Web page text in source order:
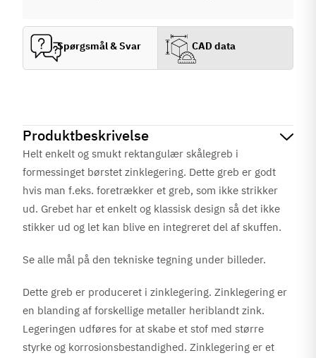
Produktbeskrivelse
Helt enkelt og smukt rektangulær skålegreb i
formessinget børstet zinklegering. Dette greb er godt
hvis man f.eks. foretrækker et greb, som ikke strikker
ud. Grebet har et enkelt og klassisk design så det ikke
stikker ud og let kan blive en integreret del af skuffen.
Se alle mål på den tekniske tegning under billeder.
Dette greb er produceret i zinklegering. Zinklegering er
en blanding af forskellige metaller heriblandt zink.
Legeringen udføres for at skabe et stof med større
styrke og korrosionsbestandighed. Zinklegering er et
Spørgsmål & Svar CAD data